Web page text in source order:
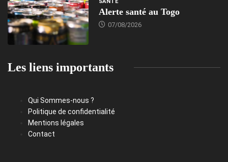
Alerte santé au Togo
07/08/2026
Les liens importants
Qui Sommes-nous ?
Politique de confidentialité
Mentions légales
Contact